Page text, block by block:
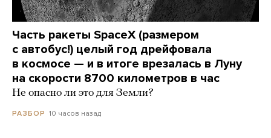
Часть ракеты SpaceX (размером
с автобус!) целый год дрейфовала
в космосе — и в итоге врезалась в Луну
на скорости 8700 километров в час
Не опасно ли это для Земли?
РАЗБОР 10 часов назад